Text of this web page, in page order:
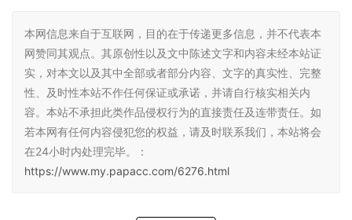
本网信息来自于互联网，目的在于传递更多信息，并不代表本
网赞同其观点。其原创性以及文中陈述文字和内容未经本站证
实，对本文以及其中全部或者部分内容、文字的真实性、完整
性、及时性本站不作任何保证或承诺，并请自行核实相关内
容。本站不承担此类作品侵权行为的直接责任及连带责任。如
若本网有任何内容侵犯您的权益，请及时联系我们，本站将会
在24小时内处理完毕。：
https://www.my.papacc.com/6276.html